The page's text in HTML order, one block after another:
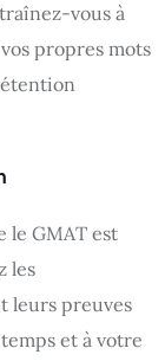
vous à
propres mots
le GMAT est
les
leurs preuves
et à votre